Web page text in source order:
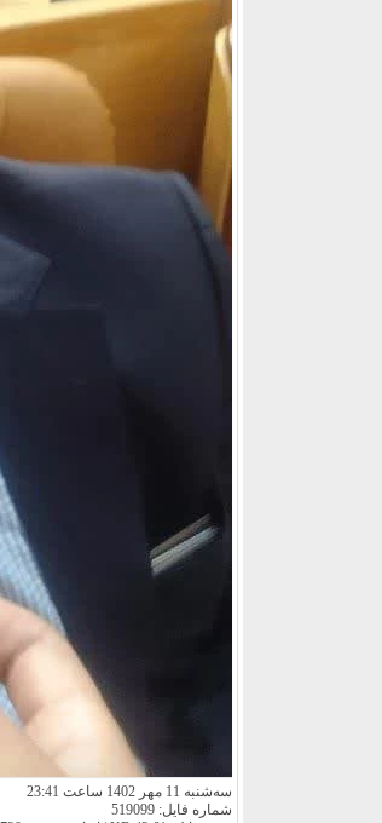
سه‌شنبه 11 مهر 1402 ساعت 23:41
شماره فایل: 519099